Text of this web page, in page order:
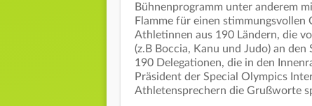
Bühnenprogramm unter anderem
Flamme für einen
Athletinnen aus 190 Ländern, die
(z.B Boccia, Kanu und Judo) an
190 Delegationen, die in den
Präsident der Special Olympics
Athletensprechern die Grußworte